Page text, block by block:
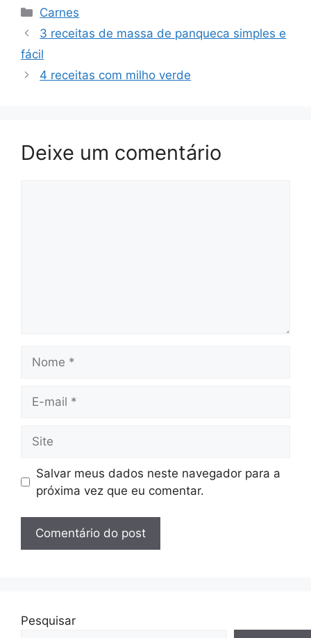
Categorias
Carnes
3 receitas de massa de panqueca simples e
fácil
4 receitas com milho verde
Deixe um comentário
mail
Salvar meus dados neste navegador para a
próxima vez que eu comentar.
Pesquisar